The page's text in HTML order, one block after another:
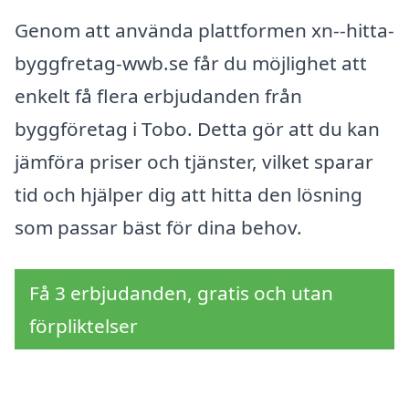
Genom att använda plattformen xn--hitta-
byggfretag-wwb.se får du möjlighet att
enkelt få flera erbjudanden från
byggföretag i Tobo. Detta gör att du kan
jämföra priser och tjänster, vilket sparar
tid och hjälper dig att hitta den lösning
som passar bäst för dina behov.
Få 3 erbjudanden, gratis och utan
förpliktelser